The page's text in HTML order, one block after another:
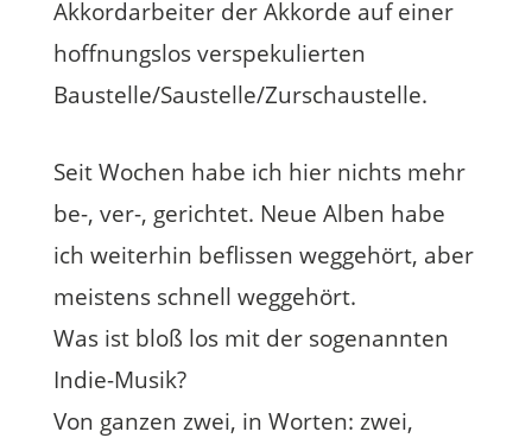
Akkordarbeiter der Akkorde auf einer
hoffnungslos verspekulierten
Baustelle/Saustelle/Zurschaustelle.
Seit Wochen habe ich hier nichts mehr
be-, ver-, gerichtet. Neue Alben habe
ich weiterhin beflissen weggehört, aber
meistens schnell weggehört.
Was ist bloß los mit der sogenannten
Indie-Musik?
Von ganzen zwei, in Worten: zwei,